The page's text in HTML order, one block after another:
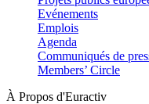
Evénements
Emplois
Agenda
Communiqués de
Members’ Circle
À Propos d'Euractiv